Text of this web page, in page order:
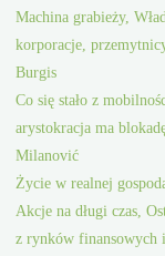
Machina grabieży,
korporacje,
Burgis
Co się stało z
arystokracja ma
Milanović
Życie w realnej
Akcje na długi czas,
z rynków finansowych